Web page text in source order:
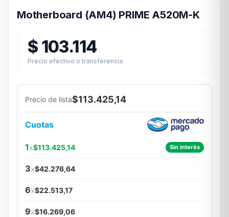
Motherboard (AM4) PRIME A520M-K
$ 103.114
Precio efectivo o transferencia
Precio de lista$113.425,14
Cuotas
1x$113.425,14 Sin interés
3x$42.276,64
6x$22.513,17
9x$16.269,06